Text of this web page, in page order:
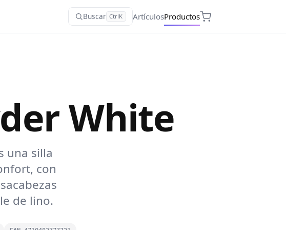
Buscar CtrlK ArtículosProductos
White
una silla
con
de lino.